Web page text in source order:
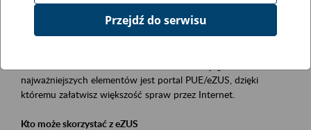
Opis wydarzenia
Platforma Usług Elektronicznych ZUS eZUS
najważniejszych elementów jest portal PUE/eZUS, dzięki
któremu załatwisz większość spraw przez Internet.
Kto może skorzystać z eZUS
Przejdź do serwisu